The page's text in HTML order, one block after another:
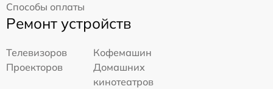
Способы оплаты
Ремонт устройств
Телевизоров
Кофемашин
Проекторов
Домашних
кинотеатров